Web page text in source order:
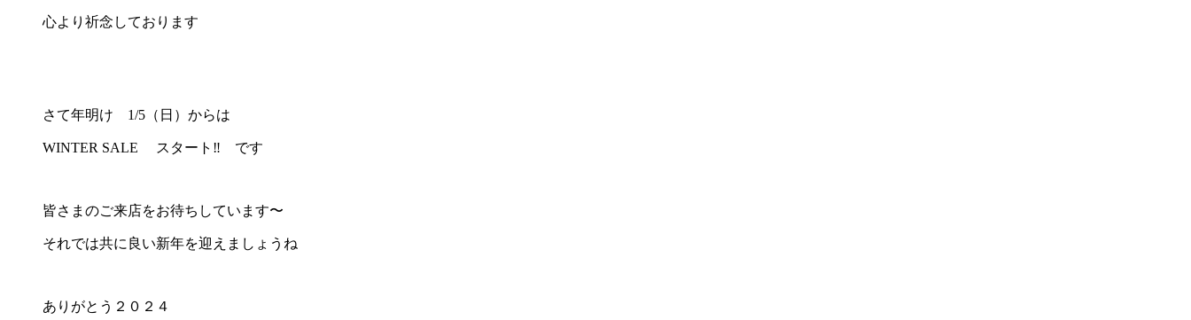
心より祈念しております
さて年明け 1/5（日）からは
WINTER SALE スタート‼︎ です
皆さまのご来店をお待ちしています〜
それでは共に良い新年を迎えましょうね
ありがとう２０２４